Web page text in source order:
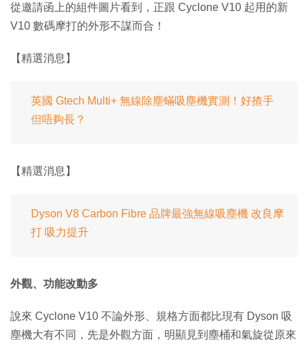
從邀請函上的組件圖片看到，正跟 Cyclone V10 起用的新
V10 數碼摩打的外形不謀而合！
【精選消息】
英國 Gtech Multi+ 無線除塵蟎吸塵機實測！好揸手
但唔夠長？
【精選消息】
Dyson V8 Carbon Fibre 品牌最強無線吸塵機 改良摩
打 吸力提升
外觀、功能改動多
說來 Cyclone V10 不論外形、規格方面都比現有 Dyson 吸
塵機大有不同，先是外觀方面，明顯見到塵桶和氣旋從原來